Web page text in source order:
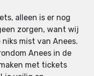
alleen is er nog
zorgen, want wij
mist van Anees.
Anees in de
met tickets